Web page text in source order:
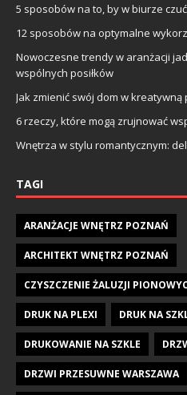
5 sposobów na to, by w biurze
12 sposobów na optymalne
Nowoczesne trendy w aranżacji
wspólnych posiłków
Jak zmienić swój dom w
6 rzeczy, które mogą zrujnować
Wnętrza w stylu romantycznym:
TAGI
ARANŻACJE WNĘTRZ POZNAŃ
ARCHITEKT WNĘTRZ POZNAŃ
CZYSZCZENIE ŻALUZJI
DRUK NA PLEXI DRUK NA
DRUKOWANIE NA SZKLE
DRZWI PRZESUWNE WARSZAWA